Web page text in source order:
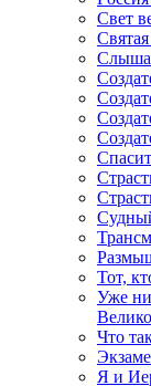
Свет
Тот,
Уже
Что
Я и